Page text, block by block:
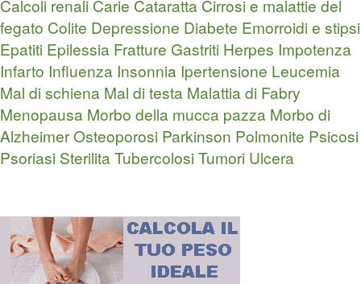
Calcoli renali Carie Cataratta Cirrosi e malattie del
fegato Colite Depressione Diabete Emorroidi e stipsi
Epatiti Epilessia Fratture Gastriti Herpes Impotenza
Infarto Influenza Insonnia Ipertensione Leucemia
Mal di schiena Mal di testa Malattia di Fabry
Menopausa Morbo della mucca pazza Morbo di
AlzheimerOsteoporosi Parkinson Polmonite Psicosi
Psoriasi SterilitaTubercolosiTumori Ulcera